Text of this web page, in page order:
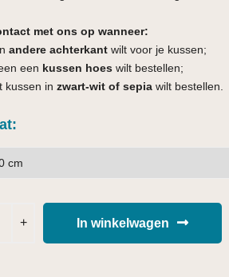
met ons op wanneer:
andere achterkant wilt voor je kussen;
een kussen hoes wilt bestellen;
kussen in zwart-wit of sepia wilt bestellen.
In winkelwagen